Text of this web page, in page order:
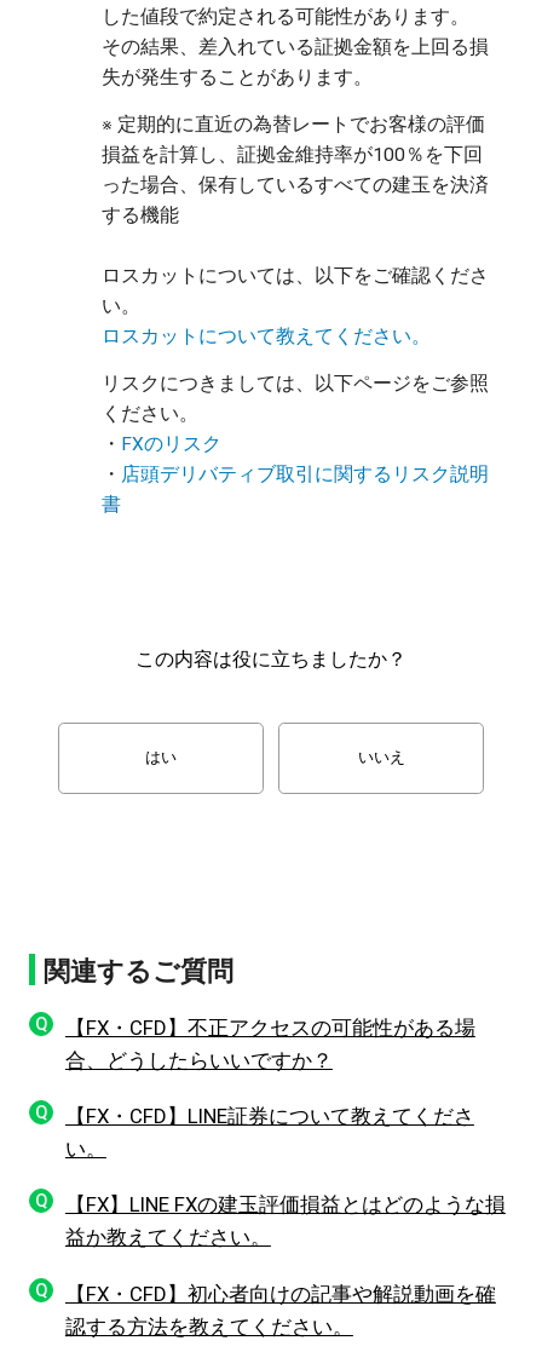
した値段で約定される可能性があります。
その結果、差入れている証拠金額を上回る損
※ 定期的に直近の為替レートでお客様の評価
損益を計算し、証拠金維持率が100％を下回
った場合、保有しているすべての建玉を決済
する機能
ロスカットについては、以下をご確認くださ
い。
ロスカットについて教えてください。
リスクにつきましては、以下ページをご参照
ください。
・ FXのリスク
・ 店頭デリバティブ取引に関するリスク説明
書
この内容は役に立ちましたか？
はい いいえ
関連するご質問
Q
【FX・CFD】不正アクセスの可能性がある場
合、どうしたらいいですか？
Q
【FX・CFD】LINE証券について教えてくださ
い。
Q
【FX】LINE FXの建玉評価損益とはどのような損
益か教えてください。
Q
【FX・CFD】初心者向けの記事や解説動画を確
認する方法を教えてください。